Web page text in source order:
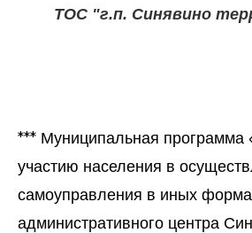
ТОС "г.п. Синявино
*** Муниципальная программа
участию населения в
самоуправления в иных
административного центра